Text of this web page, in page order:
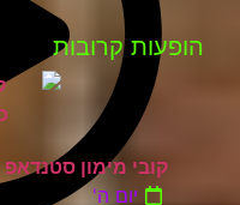
קרובות
קובי מימון סטנדאפ
יום ה'